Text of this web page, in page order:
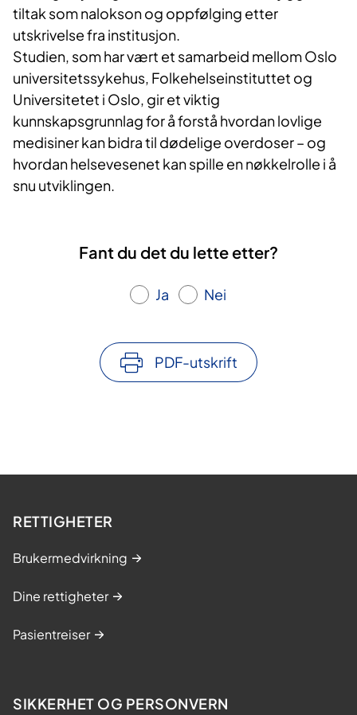
tiltak som nalokson og oppfølging etter
utskrivelse fra institusjon.
Studien, som har vært et samarbeid mellom Oslo
universitetssykehus, Folkehelseinstituttet og
Universitetet i Oslo, gir et viktig
kunnskapsgrunnlag for å forstå hvordan lovlige
medisiner kan bidra til dødelige overdoser – og
hvordan helsevesenet kan spille en nøkkelrolle i å
snu utviklingen.
Fant du det du lette etter?
Ja Nei
PDF-utskrift
RETTIGHETER
Brukermedvirkning
Dine rettigheter
Pasientreiser
SIKKERHET OG PERSONVERN